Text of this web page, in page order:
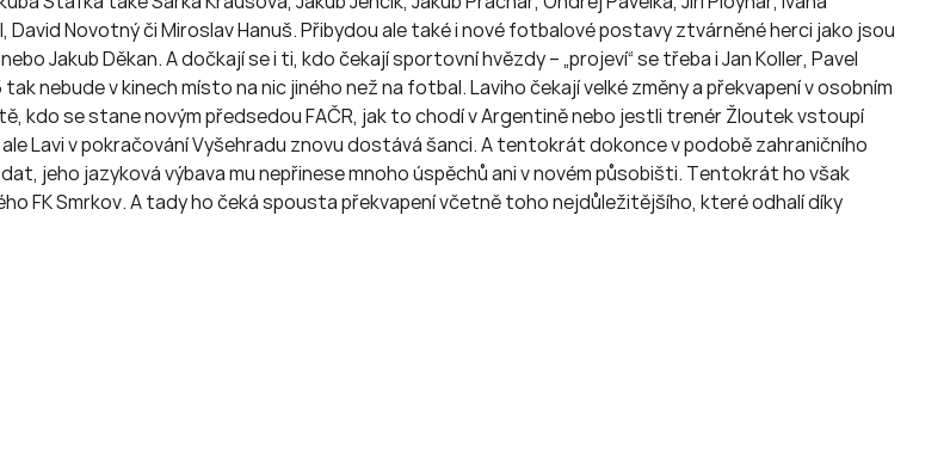
David Novotný či Miroslav Hanuš. Přibydou ale také i nové fotbalové postavy ztvárněné herci jako jsou
Jakub Děkan. A dočkají se i ti, kdo čekají sportovní hvězdy – „projeví“ se třeba i Jan Koller, Pavel
nebude v kinech místo na nic jiného než na fotbal. Laviho čekají velké změny a překvapení v osobním
kdo se stane novým předsedou FAČR, jak to chodí v Argentině nebo jestli trenér Žloutek vstoupí
Lavi v pokračování Vyšehradu znovu dostává šanci. A tentokrát dokonce v podobě zahraničního
jeho jazyková výbava mu nepřinese mnoho úspěchů ani v novém působišti. Tentokrát ho však
FK Smrkov. A tady ho čeká spousta překvapení včetně toho nejdůležitějšího, které odhalí díky